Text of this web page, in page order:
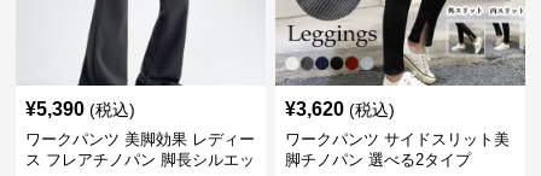
¥5,390 (税込)
ワークパンツ 美脚効果 レディー
ス フレアチノパン 脚長シルエッ
¥3,620 (税込)
ワークパンツ サイドスリット美
脚チノパン 選べる2タイプ